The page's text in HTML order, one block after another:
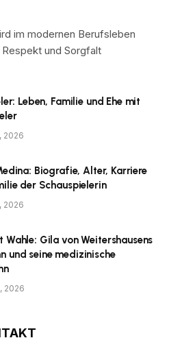
im modernen Berufsleben
und Sorgfalt
Leben, Familie und Ehe mit
2026
Biografie, Alter, Karriere
der Schauspielerin
2026
Wahle: Gila von Weitershausens
und seine medizinische
2026